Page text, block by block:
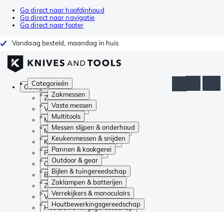
Ga direct naar hoofdinhoud
Ga direct naar navigatie
Ga direct naar footer
Vandaag besteld, maandag in huis
Categorieën
Zakmessen
Vaste messen
Multitools
Messen slijpen & onderhoud
Keukenmessen & snijden
Pannen & kookgerei
Outdoor & gear
Bijlen & tuingereedschap
Zaklampen & batterijen
Verrekijkers & monoculairs
Houtbewerkingsgereedschap
Categorieën
Zakmessen
Vaste messen
Multitools
Messen slijpen & onderhoud
Keukenmessen & snijden
Pannen & kookgerei
Outdoor & gear
Bijlen & tuingereedschap
Zaklampen & batterijen
Verrekijkers & monoculairs
Houtbewerkingsgereedschap